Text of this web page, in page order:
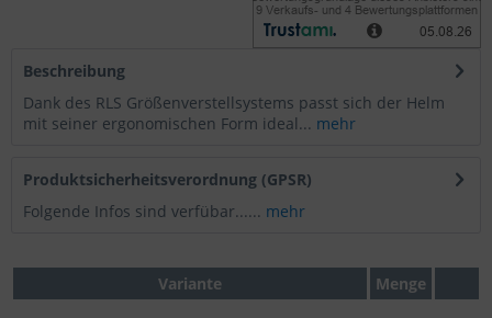
Beschreibung
Dank des RLS Größenverstellsystems passt sich der Helm
mit seiner ergonomischen Form ideal... mehr
Produktsicherheitsverordnung (GPSR)
Folgende Infos sind verfübar...... mehr
Variante Menge